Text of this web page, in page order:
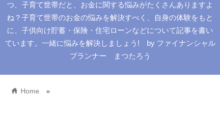
つ、子育て世帯だと、お金に関する悩みがたくさんありますよ
ね？子育て世帯のお金の悩みを解決すべく、自身の体験をもと
に、子供向け貯蓄・保険・住宅ローンなどについて記事を書い
ています。一緒に悩みを解決しましょう! by ファイナンシャル
プランナー まつたろう
home Home »